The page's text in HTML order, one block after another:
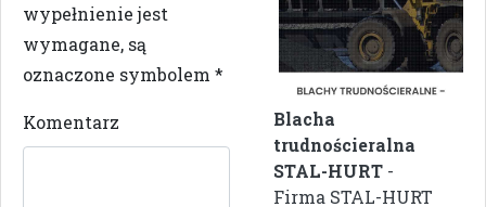
wypełnienie jest
wymagane, są
oznaczone symbolem *
Komentarz
Blacha
trudnościeralna
STAL-HURT -
Firma STAL-HURT